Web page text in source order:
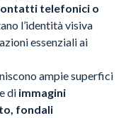
telefonici o
l’identità visiva
essenziali ai
ampie superfici
di immagini
fondali